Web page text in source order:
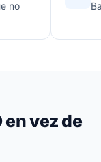
no
en vez de